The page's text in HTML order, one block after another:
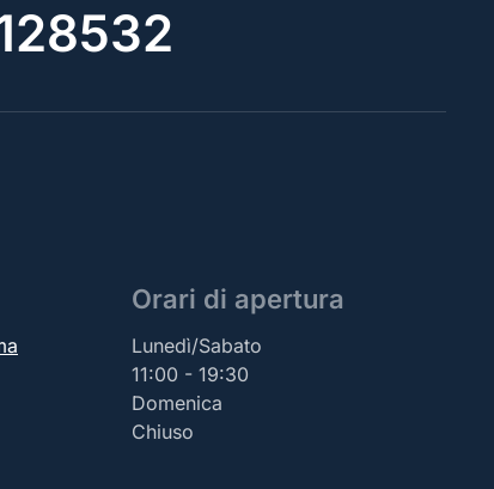
Orari di apertura
Lunedì/Sabato
11:00 - 19:30
Domenica
Chiuso